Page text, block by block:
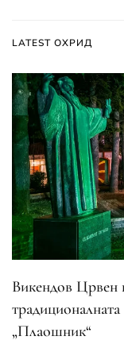
LATEST ОХРИД
Викендов Црвен
традиционалната
„Плаошник“